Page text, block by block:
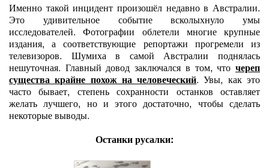
Именно такой инцидент произошёл недавно в Австралии.
Это удивительное событие всколыхнуло умы
исследователей. Фотографии облетели многие крупные
издания, а соответствующие репортажи прогремели из
телевизоров. Шумиха в самой Австралии поднялась
нешуточная. Главный довод заключался в том, что череп
существа крайне похож на человеческий. Увы, как это
часто бывает, степень сохранности останков оставляет
желать лучшего, но и этого достаточно, чтобы сделать
некоторые выводы.
Останки русалки: